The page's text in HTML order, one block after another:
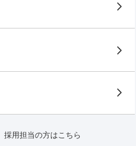
採用担当の方はこちら